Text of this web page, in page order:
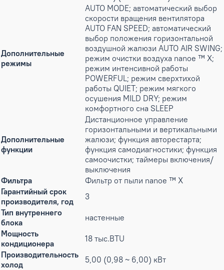
Дополнительные
режимы
AUTO MODE; автоматический выбор
скорости вращения вентилятора
AUTO FAN SPEED; автоматический
выбор положения горизонтальной
воздушной жалюзи AUTO AIR SWING;
режим очистки воздуха nanoe ™ X;
режим интенсивной работы
POWERFUL; режим сверхтихой
работы QUIET; режим мягкого
осушения MILD DRY; режим
комфортного сна SLEEP
Дополнительные
функции
Дистанционное управление
горизонтальными и вертикальными
жалюзи; функция авторестарта;
функция самодиагностики; функция
самоочистки; таймеры включения/
выключения
Фильтра
Фильтр от пыли nanoe ™ X
Гарантийный срок
производителя, год
3
Тип внутреннего
блока
настенные
Мощность
кондиционера
18 тыс.BTU
Производительность
холод
5,00 (0,98 ~ 6,00) кВт